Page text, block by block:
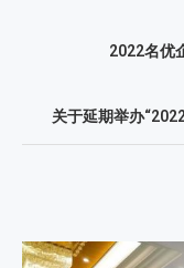
2022名优
关于延期举办